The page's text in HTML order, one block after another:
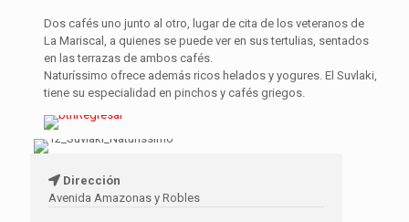
Dos cafés uno junto al otro, lugar de cita de los veteranos de
La Mariscal, a quienes se puede ver en sus tertulias, sentados
en las terrazas de ambos cafés.
Naturíssimo ofrece además ricos helados y yogures. El Suvlaki,
tiene su especialidad en pinchos y cafés griegos.
Dirección
Avenida Amazonas y Robles